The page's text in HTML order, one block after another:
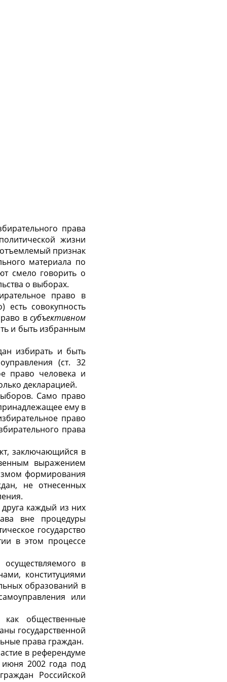
права
жизни
признак
материала по
смело говорить о
о выборах.
право в
есть совокупность
в субъективном
и быть избранным
избирать и быть
(ст. 32
право человека и
декларацией.
Само право
ему в
право
права
заключающийся в
выражением
формирования
не отнесенных
каждый из них
вне процедуры
государство
в этом процессе
в
конституциями
образований в
или
общественные
государственной
права граждан.
в референдуме
2002 года под
Российской